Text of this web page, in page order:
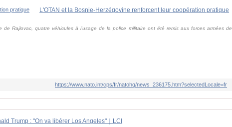
L'OTAN et la Bosnie-Herzégovine renforcent leur coopération pratique
Rajlovac, quatre véhicules à l'usage de la police militaire ont été remis aux forces armées de
https://www.nato.int/cps/fr/natohq/news_236175.htm?selectedLocale=fr
Trump : "On va libérer Los Angeles"｜LCI